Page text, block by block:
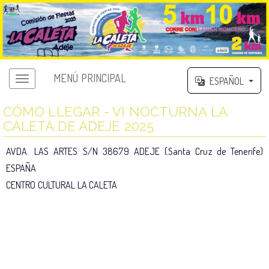
MENÚ PRINCIPAL ESPAÑOL
CÓMO LLEGAR - VI NOCTURNA LA
CALETA DE ADEJE 2025
AVDA. LAS ARTES S/N 38679 ADEJE (Santa Cruz de Tenerife)
ESPAÑA
CENTRO CULTURAL LA CALETA